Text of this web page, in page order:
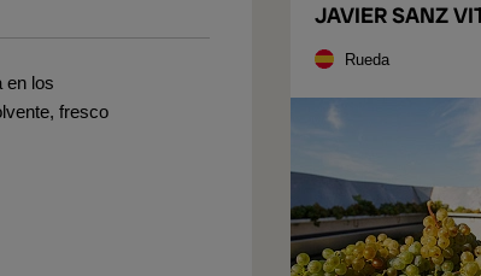
en los
fresco
JAVIER SANZ
Rueda